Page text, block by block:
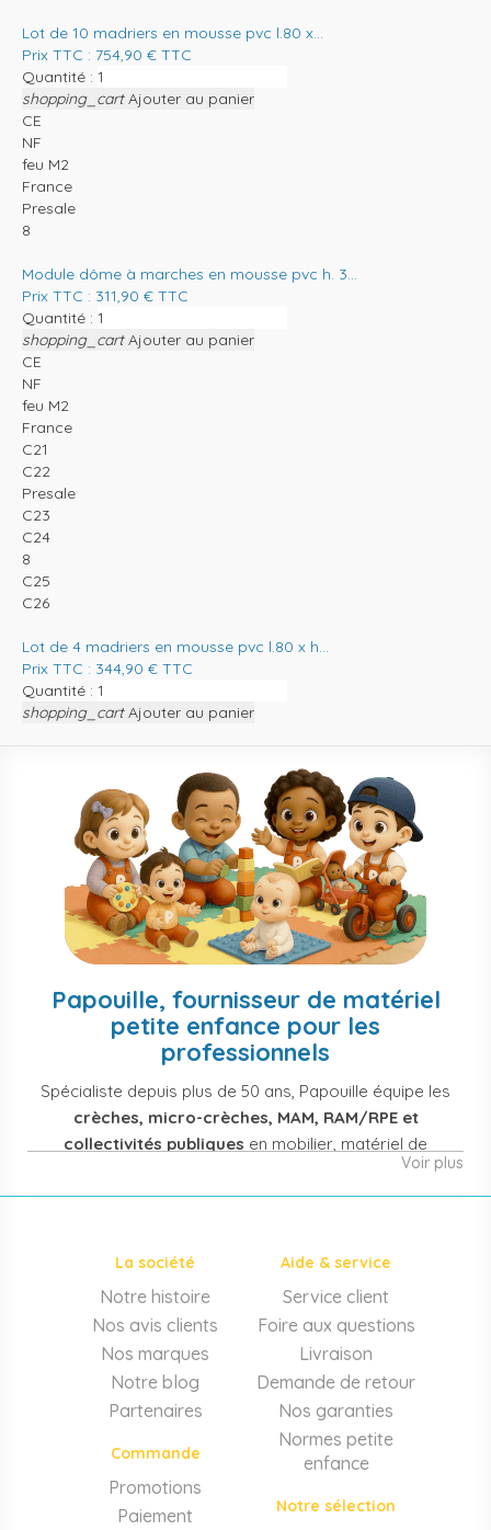
Lot de 10 madriers en mousse pvc l.80 x...
Prix TTC : 754,90 € TTC
Quantité :
shopping_cart Ajouter au panier
CE
NF
feu M2
France
Presale
8
Module dôme à marches en mousse pvc h. 3...
Prix TTC : 311,90 € TTC
Quantité :
shopping_cart Ajouter au panier
CE
NF
feu M2
France
C21
C22
Presale
C23
C24
8
C25
C26
Lot de 4 madriers en mousse pvc l.80 x h...
Prix TTC : 344,90 € TTC
Quantité :
shopping_cart Ajouter au panier
Papouille, fournisseur de matériel
petite enfance pour les
professionnels
Spécialiste depuis plus de 50 ans, Papouille équipe les
crèches, micro-crèches, MAM, RAM/RPE et
collectivités publiques en mobilier, matériel de
puériculture, jouets et équipement pour structures
d'accueil de la petite enfance. Notre offre couvre
cabinets infirmiers).
Mobilier et équipement de crèche
Lits crèche en bois, couchettes empilables, meubles à
langer sur mesure en résine antibactérienne, tables et
chaises adaptées aux 0-6 ans, banc-vestiaire, barrières de
séparation. Tout le matériel pour aménager une structure
conforme aux normes PMI.
Matériel de puériculture professionnel
Poussettes 3 et 4 places, transats, chaises hautes, sièges
Voir plus
La société
Notre histoire
Nos avis clients
Nos marques
Notre blog
Partenaires
Commande
Promotions
Paiement
Aide & service
Service client
Foire aux questions
Livraison
Demande de retour
Nos garanties
Normes petite
enfance
Notre sélection